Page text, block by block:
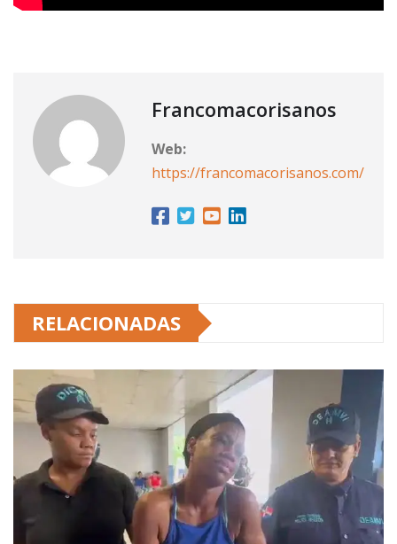
Francomacorisanos
Web:
https://francomacorisanos.com/
RELACIONADAS